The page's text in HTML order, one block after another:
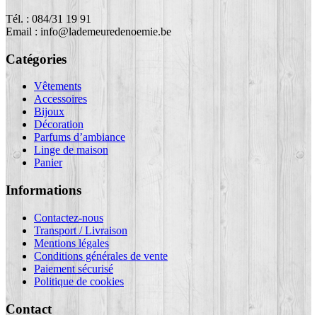
Tél. : 084/31 19 91
Email : info@lademeuredenoemie.be
Catégories
Vêtements
Accessoires
Bijoux
Décoration
Parfums d’ambiance
Linge de maison
Panier
Informations
Contactez-nous
Transport / Livraison
Mentions légales
Conditions générales de vente
Paiement sécurisé
Politique de cookies
Contact